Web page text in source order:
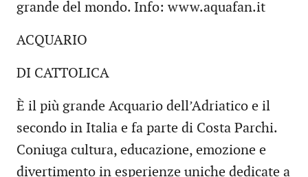
grande del mondo. Info: www.aquafan.it
ACQUARIO
DI CATTOLICA
È il più grande Acquario dell’Adriatico e il
secondo in Italia e fa parte di Costa Parchi.
Coniuga cultura, educazione, emozione e
divertimento in esperienze uniche dedicate a